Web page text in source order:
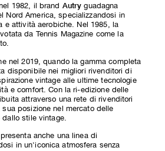
1982, il brand Autry guadagna
Nord America, specializzandosi in
e attività aerobiche. Nel 1985, la
da Tennis Magazine come la
nel 2019, quando la gamma completa
disponibile nei migliori rivenditori di
vintage alle ultime tecnologie
e comfort. Con la ri-edizione delle
attraverso una rete di rivenditori
posizione nel mercato delle
stile vintage.
anche una linea di
in un'iconica atmosfera senza